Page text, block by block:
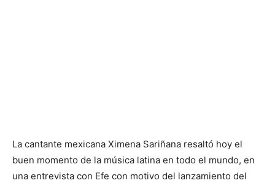
La cantante mexicana Ximena Sariñana resaltó hoy el
buen momento de la música latina en todo el mundo, en
una entrevista con Efe con motivo del lanzamiento del